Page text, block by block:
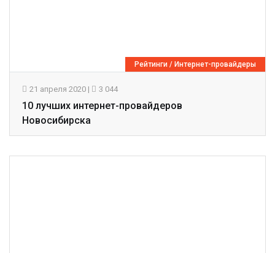
Рейтинги / Интернет-провайдеры
21 апреля 2020 | 3 044
10 лучших интернет-провайдеров
Новосибирска